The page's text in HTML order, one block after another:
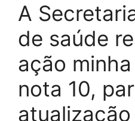
A
de saúde
ação
nota 10,
atualização